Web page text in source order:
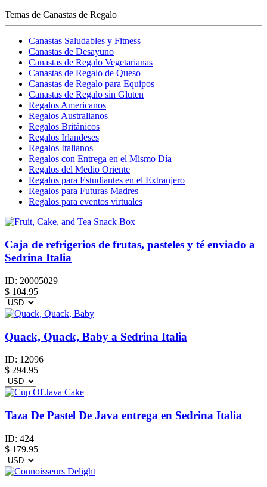
Temas de Canastas de Regalo
Canastas Saludables y Fitness
Canastas de Desayuno
Canastas de Regalo Vegetarianas
Canastas de Regalo de Queso
Canastas de Regalo para Equipos
Canastas de Regalo sin Gluten
Regalos Americanos
Regalos Australianos
Regalos Británicos
Regalos Irlandeses
Regalos Italianos
Regalos con Entrega en el Mismo Día
Regalos del Medio Oriente
Regalos para Estudiantes en el Extranjero
Regalos para Futuras Madres
Regalos para eventos virtuales
Caja de refrigerios de frutas, pasteles y té enviado a
Sedrina Italia
ID: 20005029
$ 104.95
Quack, Quack, Baby a Sedrina Italia
ID: 12096
$ 294.95
Taza De Pastel De Java entrega en Sedrina Italia
ID: 424
$ 179.95